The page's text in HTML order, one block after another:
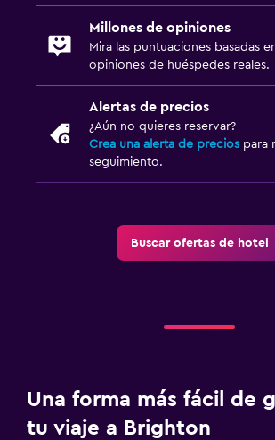
Millones de opiniones
Mira las puntuaciones basadas
opiniones de huéspedes reales.
Alertas de precios
¿Aún no quieres reservar?
Crea una alerta de precios para
seguimiento.
Buscar ofertas de hotel
Una forma más fácil de
tu viaje a Brighton